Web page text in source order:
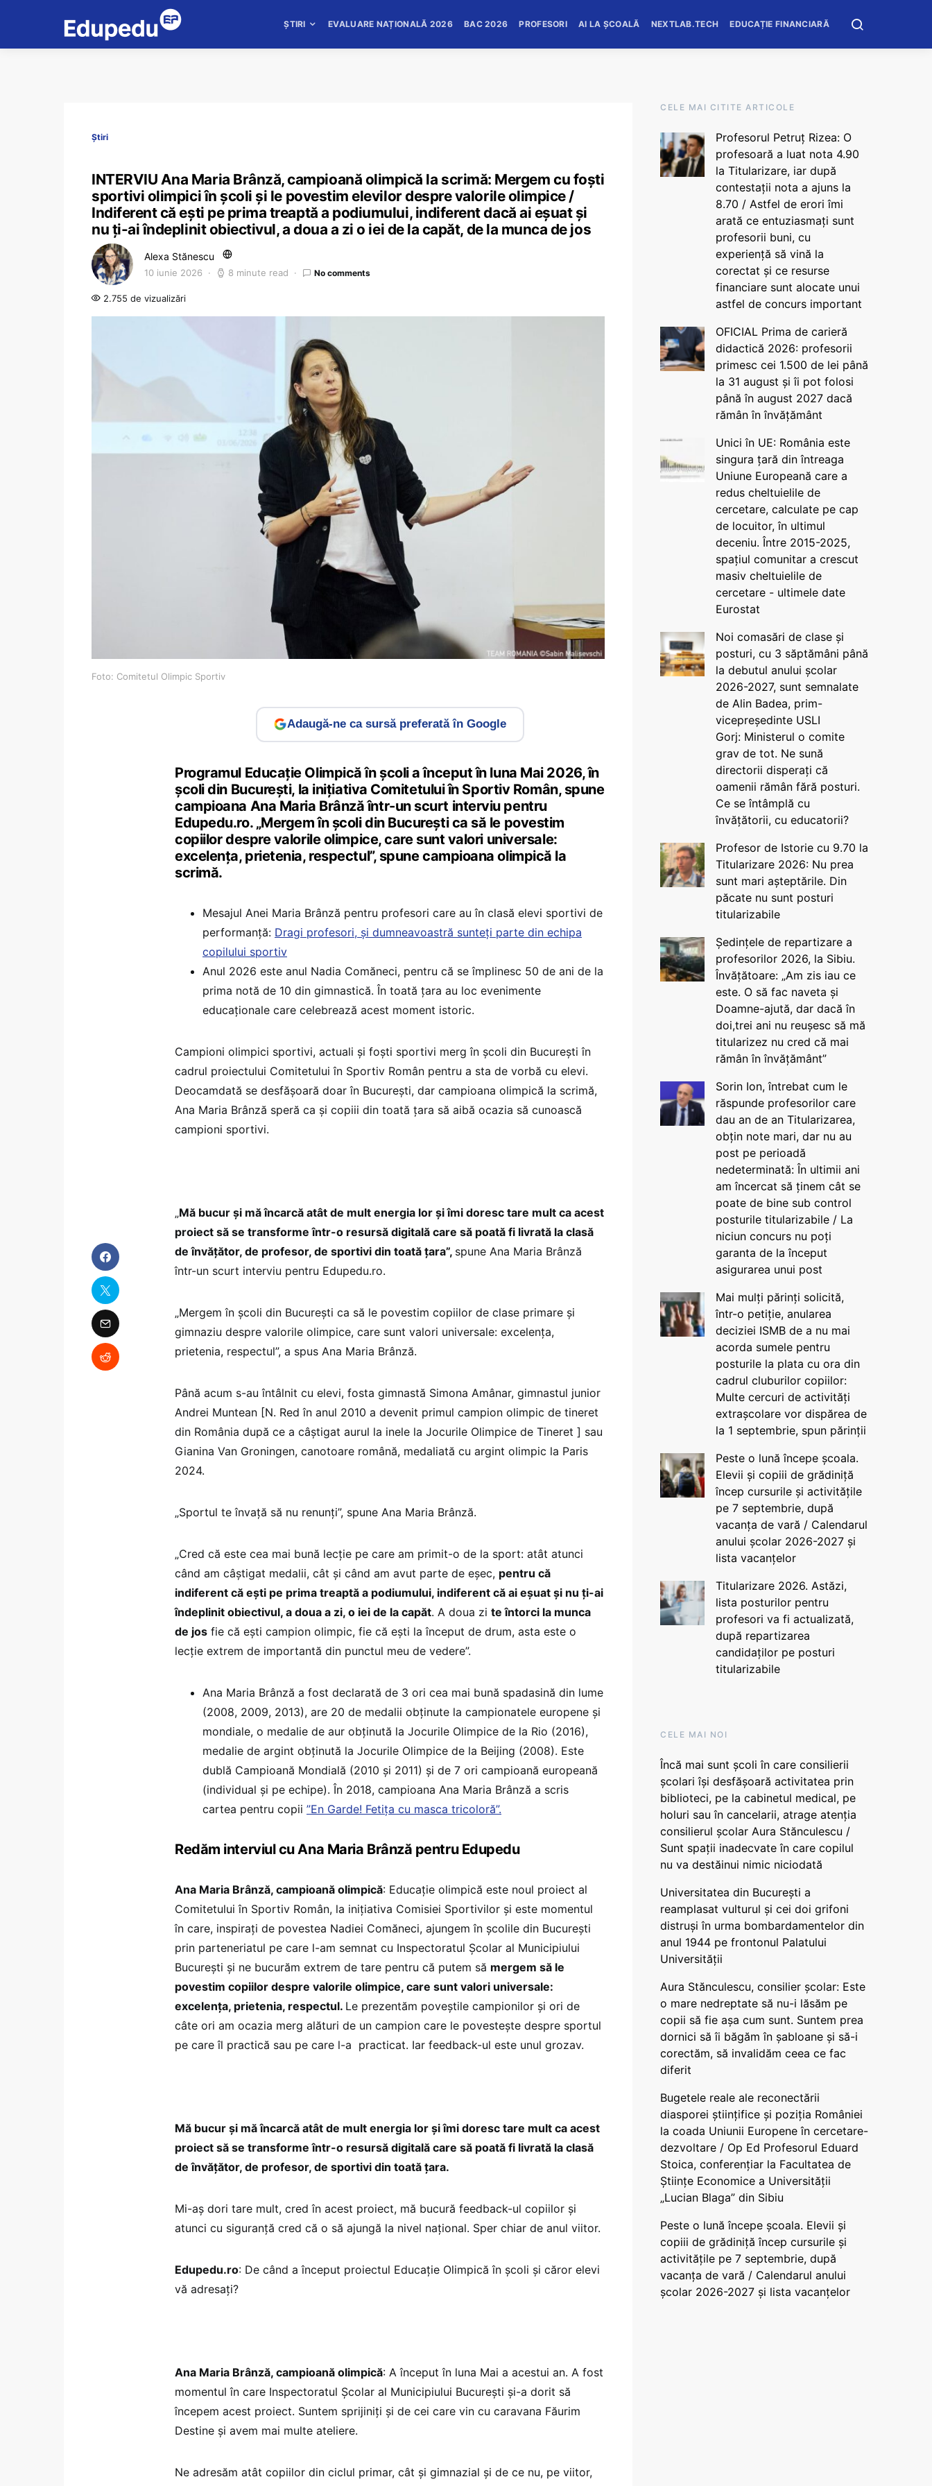
ȘTIRI EVALUARE NAȚIONALĂ 2026 BAC 2026 PROFESORI AI LA ȘCOALĂ NEXTLAB.TECH EDUCAȚIE FINANCIARĂ
Știri
INTERVIU Ana Maria Brânză, campioană olimpică la scrimă: Mergem cu foști
sportivi olimpici în școli și le povestim elevilor despre valorile olimpice /
Indiferent că ești pe prima treaptă a podiumului, indiferent dacă ai eșuat și
nu ți-ai îndeplinit obiectivul, a doua a zi o iei de la capăt, de la munca de jos
Alexa Stănescu
10 iunie 2026 8 minute read No comments
2.755 de vizualizări
Foto: Comitetul Olimpic Sportiv
Adaugă-ne ca sursă preferată în Google
Programul Educație Olimpică în școli a început în luna Mai 2026, în
școli din București, la inițiativa Comitetului în Sportiv Român, spune
campioana Ana Maria Brânză într-un scurt interviu pentru
Edupedu.ro. „Mergem în școli din București ca să le povestim
copiilor despre valorile olimpice, care sunt valori universale:
excelența, prietenia, respectul”, spune campioana olimpică la
scrimă.
Mesajul Anei Maria Brânză pentru profesori care au în clasă elevi sportivi de
performanță: Dragi profesori, și dumneavoastră sunteți parte din echipa
copilului sportiv
Anul 2026 este anul Nadia Comăneci, pentru că se împlinesc 50 de ani de la
prima notă de 10 din gimnastică. În toată țara au loc evenimente
educaționale care celebrează acest moment istoric.
Campioni olimpici sportivi, actuali și foști sportivi merg în școli din București în
cadrul proiectului Comitetului în Sportiv Român pentru a sta de vorbă cu elevi.
Deocamdată se desfășoară doar în București, dar campioana olimpică la scrimă,
Ana Maria Brânză speră ca și copiii din toată țara să aibă ocazia să cunoască
campioni sportivi.
„Mă bucur și mă încarcă atât de mult energia lor și îmi doresc tare mult ca acest
proiect să se transforme într-o resursă digitală care să poată fi livrată la clasă
de învățător, de profesor, de sportivi din toată țara”, spune Ana Maria Brânză
într-un scurt interviu pentru Edupedu.ro.
„Mergem în școli din București ca să le povestim copiilor de clase primare și
gimnaziu despre valorile olimpice, care sunt valori universale: excelența,
prietenia, respectul”, a spus Ana Maria Brânză.
Până acum s-au întâlnit cu elevi, fosta gimnastă Simona Amânar, gimnastul junior
Andrei Muntean [N. Red în anul 2010 a devenit primul campion olimpic de tineret
din România după ce a câștigat aurul la inele la Jocurile Olimpice de Tineret ] sau
Gianina Van Groningen, canotoare română, medaliată cu argint olimpic la Paris
2024.
„Sportul te învață să nu renunți”, spune Ana Maria Brânză.
„Cred că este cea mai bună lecție pe care am primit-o de la sport: atât atunci
când am câștigat medalii, cât și când am avut parte de eșec, pentru că
indiferent că ești pe prima treaptă a podiumului, indiferent că ai eșuat și nu ți-ai
îndeplinit obiectivul, a doua a zi, o iei de la capăt. A doua zi te întorci la munca
de jos fie că ești campion olimpic, fie că ești la început de drum, asta este o
lecție extrem de importantă din punctul meu de vedere”.
Ana Maria Brânză a fost declarată de 3 ori cea mai bună spadasină din lume
(2008, 2009, 2013), are 20 de medalii obținute la campionatele europene și
mondiale, o medalie de aur obținută la Jocurile Olimpice de la Rio (2016),
medalie de argint obținută la Jocurile Olimpice de la Beijing (2008). Este
dublă Campioană Mondială (2010 și 2011) și de 7 ori campioană europeană
(individual și pe echipe). În 2018, campioana Ana Maria Brânză a scris
cartea pentru copii ”En Garde! Fetița cu masca tricoloră”.
Redăm interviul cu Ana Maria Brânză pentru Edupedu
Ana Maria Brânză, campioană olimpică: Educație olimpică este noul proiect al
Comitetului în Sportiv Român, la inițiativa Comisiei Sportivilor și este momentul
în care, inspirați de povestea Nadiei Comăneci, ajungem în școlile din București
prin parteneriatul pe care l-am semnat cu Inspectoratul Școlar al Municipiului
București și ne bucurăm extrem de tare pentru că putem să mergem să le
povestim copiilor despre valorile olimpice, care sunt valori universale:
excelența, prietenia, respectul. Le prezentăm poveștile campionilor și ori de
câte ori am ocazia merg alături de un campion care le povestește despre sportul
pe care îl practică sau pe care l-a practicat. Iar feedback-ul este unul grozav.
Mă bucur și mă încarcă atât de mult energia lor și îmi doresc tare mult ca acest
proiect să se transforme într-o resursă digitală care să poată fi livrată la clasă
de învățător, de profesor, de sportivi din toată țara.
Mi-aș dori tare mult, cred în acest proiect, mă bucură feedback-ul copiilor și
atunci cu siguranță cred că o să ajungă la nivel național. Sper chiar de anul viitor.
Edupedu.ro: De când a început proiectul Educație Olimpică în școli și căror elevi
vă adresați?
Ana Maria Brânză, campioană olimpică: A început în luna Mai a acestui an. A fost
momentul în care Inspectoratul Școlar al Municipiului București și-a dorit să
începem acest proiect. Suntem sprijiniți și de cei care vin cu caravana Făurim
Destine și avem mai multe ateliere.
Ne adresăm atât copiilor din ciclul primar, cât și gimnazial și de ce nu, pe viitor,
CELE MAI CITITE ARTICOLE
Profesorul Petruț Rizea: O
profesoară a luat nota 4.90
la Titularizare, iar după
contestații nota a ajuns la
8.70 / Astfel de erori îmi
arată ce entuziasmați sunt
profesorii buni, cu
experiență să vină la
corectat și ce resurse
financiare sunt alocate unui
astfel de concurs important
OFICIAL Prima de carieră
didactică 2026: profesorii
primesc cei 1.500 de lei până
la 31 august și îi pot folosi
până în august 2027 dacă
rămân în învățământ
Unici în UE: România este
singura țară din întreaga
Uniune Europeană care a
redus cheltuielile de
cercetare, calculate pe cap
de locuitor, în ultimul
deceniu. Între 2015-2025,
spațiul comunitar a crescut
masiv cheltuielile de
cercetare - ultimele date
Eurostat
Noi comasări de clase și
posturi, cu 3 săptămâni până
la debutul anului școlar
2026-2027, sunt semnalate
de Alin Badea, prim-
vicepreședinte USLI
Gorj: Ministerul o comite
grav de tot. Ne sună
directorii disperați că
oamenii rămân fără posturi.
Ce se întâmplă cu
învățătorii, cu educatorii?
Profesor de Istorie cu 9.70 la
Titularizare 2026: Nu prea
sunt mari așteptările. Din
păcate nu sunt posturi
titularizabile
Ședințele de repartizare a
profesorilor 2026, la Sibiu.
Învățătoare: „Am zis iau ce
este. O să fac naveta și
Doamne-ajută, dar dacă în
doi,trei ani nu reușesc să mă
titularizez nu cred că mai
rămân în învățământ”
Sorin Ion, întrebat cum le
răspunde profesorilor care
dau an de an Titularizarea,
obțin note mari, dar nu au
post pe perioadă
nedeterminată: În ultimii ani
am încercat să ținem cât se
poate de bine sub control
posturile titularizabile / La
niciun concurs nu poți
garanta de la început
asigurarea unui post
Mai mulți părinți solicită,
într-o petiție, anularea
deciziei ISMB de a nu mai
acorda sumele pentru
posturile la plata cu ora din
cadrul cluburilor copiilor:
Multe cercuri de activități
extrașcolare vor dispărea de
la 1 septembrie, spun părinții
Peste o lună începe școala.
Elevii și copiii de grădiniță
încep cursurile și activitățile
pe 7 septembrie, după
vacanța de vară / Calendarul
anului școlar 2026-2027 și
lista vacanțelor
Titularizare 2026. Astăzi,
lista posturilor pentru
profesori va fi actualizată,
după repartizarea
candidaților pe posturi
titularizabile
CELE MAI NOI
Încă mai sunt școli în care consilierii
școlari își desfășoară activitatea prin
biblioteci, pe la cabinetul medical, pe
holuri sau în cancelarii, atrage atenția
consilierul școlar Aura Stănculescu /
Sunt spații inadecvate în care copilul
nu va destăinui nimic niciodată
Universitatea din București a
reamplasat vulturul și cei doi grifoni
distruși în urma bombardamentelor din
anul 1944 pe frontonul Palatului
Universității
Aura Stănculescu, consilier școlar: Este
o mare nedreptate să nu-i lăsăm pe
copii să fie așa cum sunt. Suntem prea
dornici să îi băgăm în șabloane și să-i
corectăm, să invalidăm ceea ce fac
diferit
Bugetele reale ale reconectării
diasporei științifice și poziția României
la coada Uniunii Europene în cercetare-
dezvoltare / Op Ed Profesorul Eduard
Stoica, conferențiar la Facultatea de
Științe Economice a Universității
„Lucian Blaga” din Sibiu
Peste o lună începe școala. Elevii și
copiii de grădiniță încep cursurile și
activitățile pe 7 septembrie, după
vacanța de vară / Calendarul anului
școlar 2026-2027 și lista vacanțelor